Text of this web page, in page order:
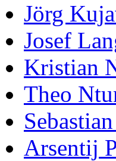
Jörg
Josef
Kristian
Theo
Arsentij